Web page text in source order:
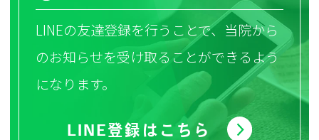
LINEの友達登録を行うことで、当院から
のお知らせを受け取ることができるよう
になります。
LINE登録はこちら